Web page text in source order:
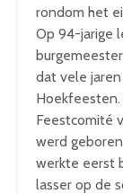
rondom het
Op 94-jarige
dat vele
Feestcomité
werd
werkte eerst
lasser op de